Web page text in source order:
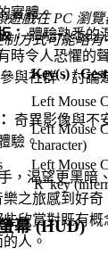
實體。
：體驗熟悉的
時令人恐懼的
參與社群，討論
奇異影像與不
驗。
，渴望更黑暗
之旅感到好奇
欣賞對既有
人。
遊戲在 PC 瀏
方式可能略有
Key(s) /
Left Mouse
Left Mouse
character)
Left Mouse
'R' key
幕 (HUD)